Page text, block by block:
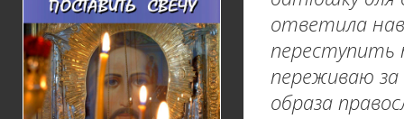
ответила
переступить
переживаю
образа